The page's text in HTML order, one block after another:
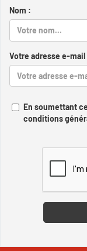
Nom :
Votre adresse e-mail
En soumettant
conditions